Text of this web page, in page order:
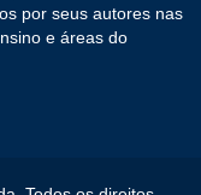
por seus autores nas
e áreas do